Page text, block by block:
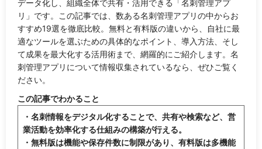
データ化し、組織全体で共有・活用できる「名刺管理アプ
リ」です。この記事では、数ある名刺管理アプリの中からお
すすめ19選を徹底比較。無料と有料版の違いから、自社に最
適なツールを選ぶための具体的なポイント、導入方法、そし
て成果を最大化する活用術まで、網羅的にご紹介します。名
刺管理アプリについて情報収集されているなら、ぜひご覧く
ださい。
この記事でわかること
・名刺情報をデジタル化することで、共有や検索など、営
業活動を効率化する仕組みの構築が行える。
・無料版は機能や保存件数に制限があり、有料版は多機能